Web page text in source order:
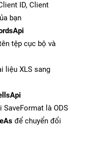
ID, Client
bạn
tệp cục bộ và
liệu XLS sang
là ODS
để chuyển đổi